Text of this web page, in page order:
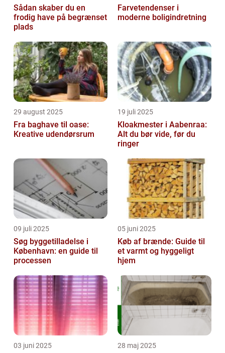
Sådan skaber du en
frodig have på begrænset
plads
Farvetendenser i
moderne boligindretning
29 august 2025
Fra baghave til oase:
Kreative udendørsrum
19 juli 2025
Kloakmester i Aabenraa:
Alt du bør vide, før du
ringer
09 juli 2025
Søg byggetilladelse i
København: en guide til
processen
05 juni 2025
Køb af brænde: Guide til
et varmt og hyggeligt
hjem
03 juni 2025 28 maj 2025